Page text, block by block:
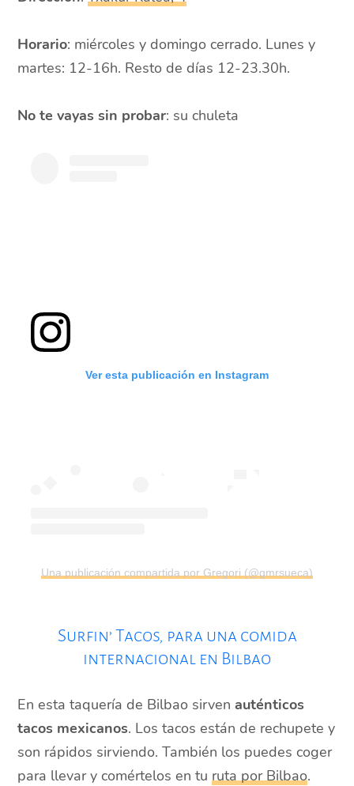
Horario: miércoles y domingo cerrado. Lunes y
martes: 12-16h. Resto de días 12-23.30h.
No te vayas sin probar: su chuleta
Ver esta publicación en Instagram
Una publicación compartida por Gregori (@gmrsueca)
Surfin’ Tacos, para una comida
internacional en Bilbao
En esta taquería de Bilbao sirvenauténticos
tacos mexicanos. Los tacos están de rechupete y
son rápidos sirviendo. También los puedes coger
para llevar y comértelos en tu ruta por Bilbao.